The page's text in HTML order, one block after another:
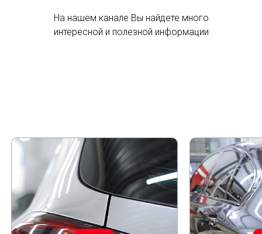
На нашем канале Вы найдете много
интересной и полезной информации